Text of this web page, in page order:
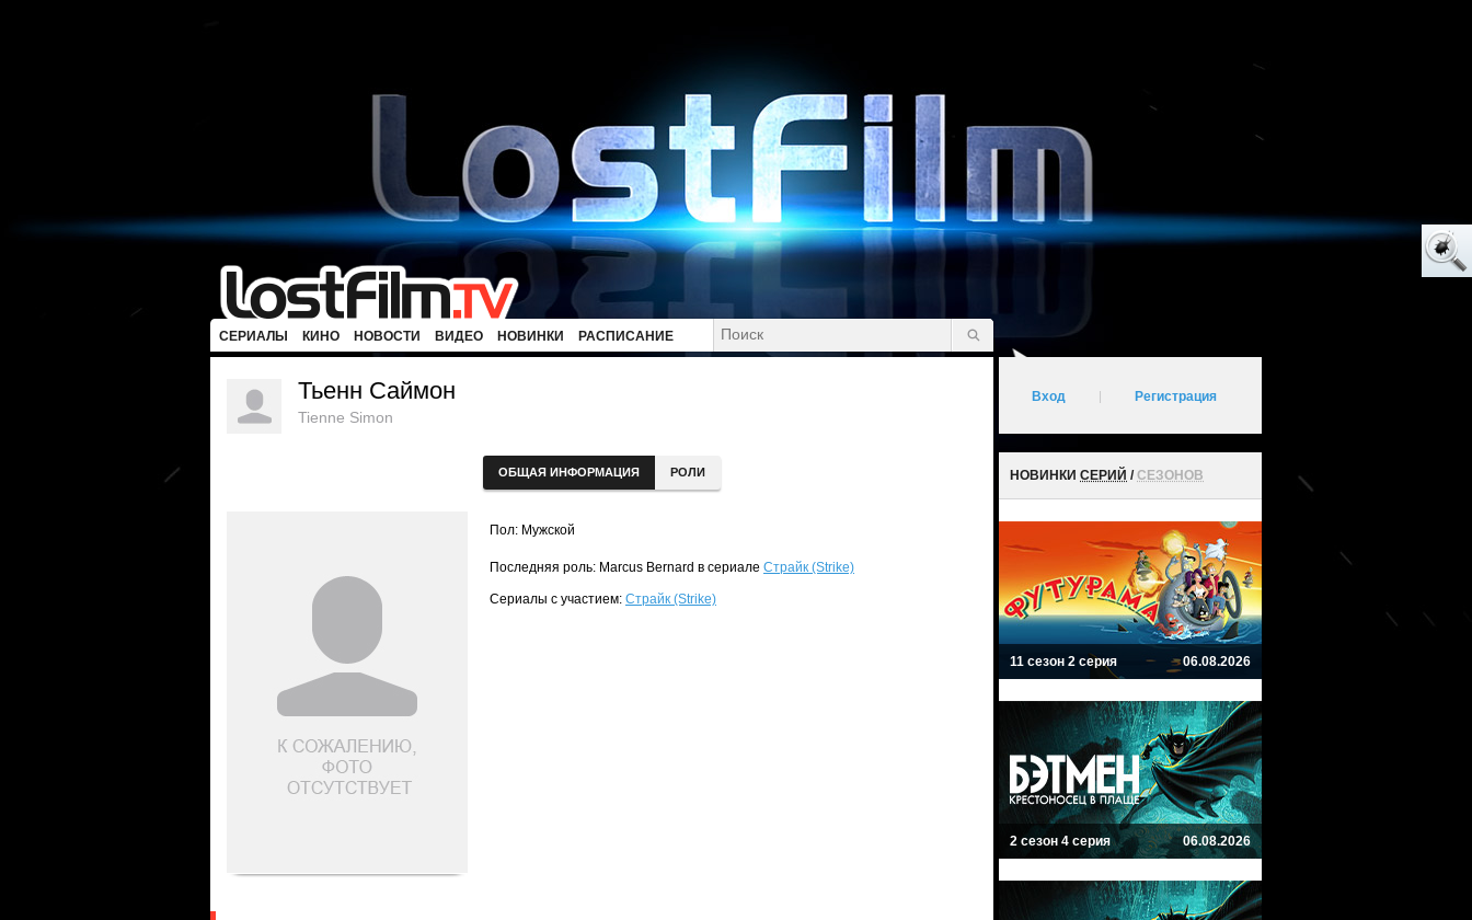
СЕРИАЛЫ КИНО НОВОСТИ ВИДЕО НОВИНКИ РАСПИСАНИЕ
Тьенн Саймон
Tienne Simon
ОБЩАЯ ИНФОРМАЦИЯ РОЛИ
Пол: Мужской
Последняя роль: Marcus Bernard в сериале Страйк (Strike)
Сериалы с участием: Страйк (Strike)
Вход Регистрация
НОВИНКИ СЕРИЙ /СЕЗОНОВ
11 сезон 2 серия 06.08.2026
2 сезон 4 серия 06.08.2026